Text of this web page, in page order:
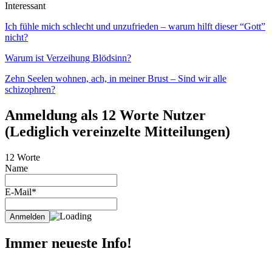
Interessant
Ich fühle mich schlecht und unzufrieden – warum hilft dieser “Gott”
nicht?
Warum ist Verzeihung Blödsinn?
Zehn Seelen wohnen, ach, in meiner Brust – Sind wir alle
schizophren?
Anmeldung als 12 Worte Nutzer
(Lediglich vereinzelte Mitteilungen)
12 Worte
Name
E-Mail*
Immer neueste Info!